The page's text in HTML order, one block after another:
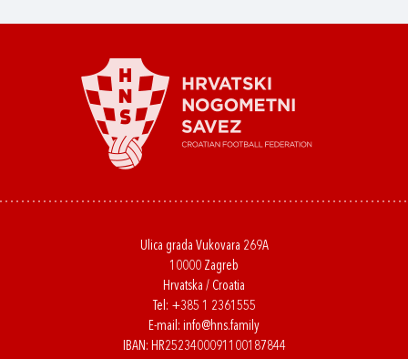
Ulica grada Vukovara 269A
10000 Zagreb
Hrvatska / Croatia
Tel: +385 1 2361555
E-mail: info@hns.family
IBAN: HR2523400091100187844